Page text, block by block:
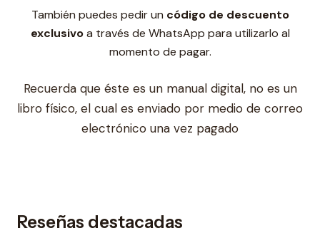
También puedes pedir un código de descuento
exclusivoa través de WhatsApp para utilizarlo al
momento de pagar.
Recuerda que éste es un manual digital, no es un
libro físico, el cual es enviado por medio de correo
electrónico una vez pagado
Reseñas destacadas